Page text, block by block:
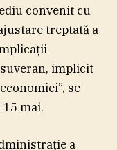
convenit cu
treptată a
implicit
se
mai.
a